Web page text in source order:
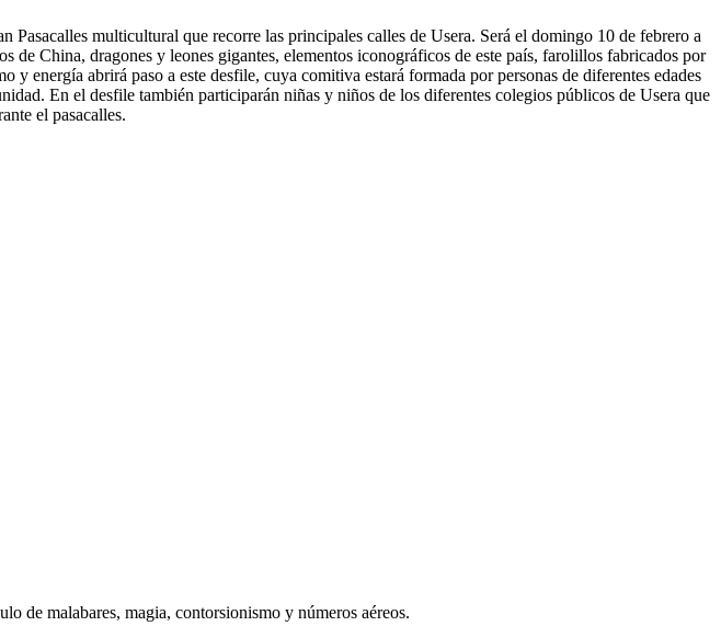
multicultural que recorre las principales calles de Usera. Será el domingo 10 de febrero a
China, dragones y leones gigantes, elementos iconográficos de este país, farolillos fabricados por
energía abrirá paso a este desfile, cuya comitiva estará formada por personas de diferentes edades
En el desfile también participarán niñas y niños de los diferentes colegios públicos de Usera que
el pasacalles.
de malabares, magia, contorsionismo y números aéreos.